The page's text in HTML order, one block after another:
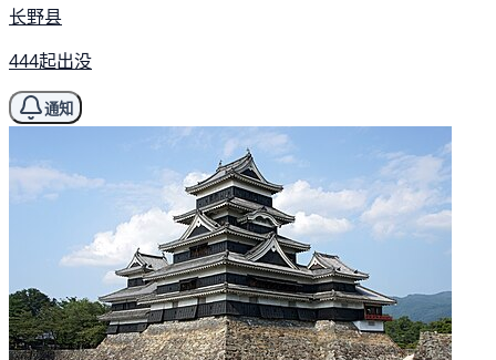
长野县
444起出没
通知